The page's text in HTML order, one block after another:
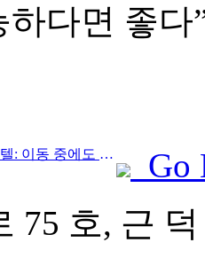
하다면 좋
Prev:블록버스터 영화 호텔: 이동 중에도 영화의 꿈을 꾸는 공장
Go
75 호, 근